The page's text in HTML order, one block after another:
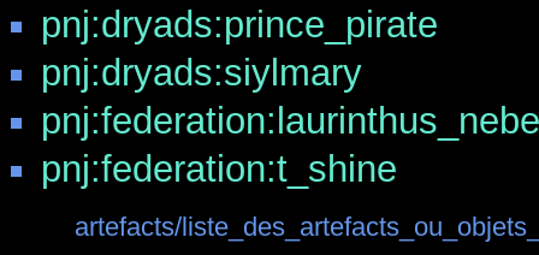
pnj:dryads:prince_pirate
pnj:dryads:siylmary
pnj:federation:t_shine
artefacts/